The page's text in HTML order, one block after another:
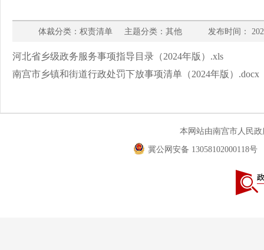
体裁分类：权责清单 主题分类：其他 发布时间：
河北省乡级政务服务事项指导目录（2024年版）.xls
南宫市乡镇和街道行政处罚下放事项清单（2024年版）.docx
本网站由南宫市人民
冀公网安备 13058102000118号